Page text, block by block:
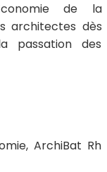
de la
architectes dès
passation des
ArchiBat Rh